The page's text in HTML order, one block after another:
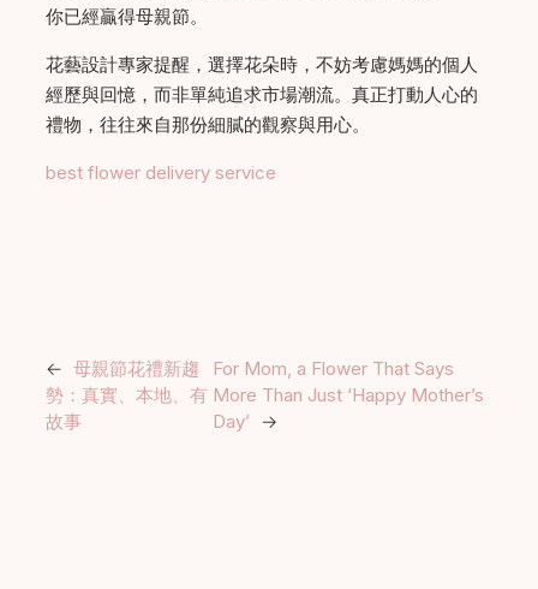
你已經贏得母親節。
花藝設計專家提醒，選擇花朵時，不妨考慮媽媽的個人
經歷與回憶，而非單純追求市場潮流。真正打動人心的
禮物，往往來自那份細膩的觀察與用心。
best flower delivery service
← 母親節花禮新趨
勢：真實、本地、有
故事
For Mom, a Flower That Says
More Than Just ‘Happy Mother’s
Day’
→